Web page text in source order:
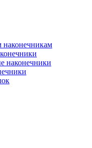
наконечникам
наконечники